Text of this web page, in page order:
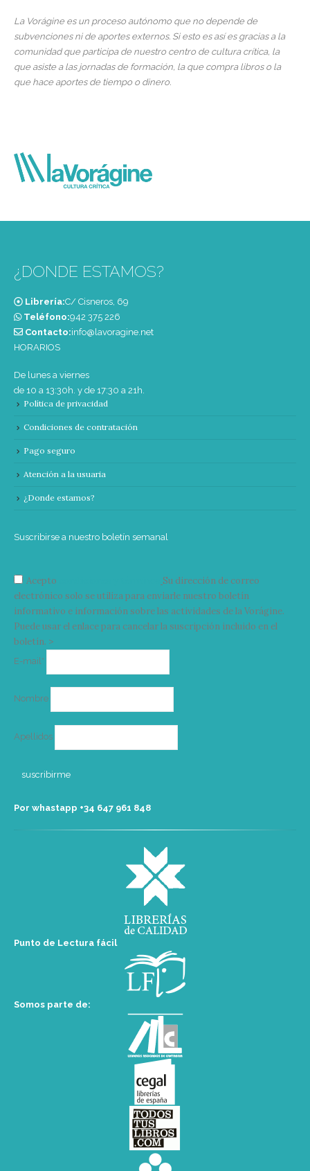
La Vorágine es un proceso autónomo que no depende de
subvenciones ni de aportes externos. Si esto es así es gracias a la
comunidad que participa de nuestro centro de cultura crítica, la
que asiste a las jornadas de formación, la que compra libros o la
que hace aportes de tiempo o dinero.
¿DONDE ESTAMOS?
Librería:C/ Cisneros, 69
Teléfono:‭942 375 226‬
Contacto:info@lavoragine.net
HORARIOS
De lunes a viernes
de 10 a 13:30h. y de 17:30 a 21h.
Política de privacidad
Condiciones de contratación
Pago seguro
Atención a la usuaria
¿Donde estamos?
Suscribirse a nuestro boletín semanal
Acepto
Su dirección de correo
electrónico solo se utiliza para enviarle nuestro boletín
informativo e información sobre las actividades de la Vorágine.
Puede usar el enlace para cancelar la suscripción incluido en el
boletín. >
E-mail*
Nombre
Apellidos
Por whastapp +34 ‭647 961 848‬
Punto de Lectura fácil
Somos parte de: